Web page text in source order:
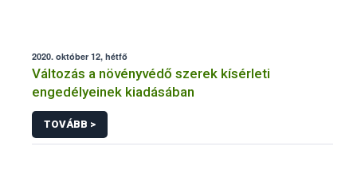
2020. október 12, hétfő
Változás a növényvédő szerek kísérleti
engedélyeinek kiadásában
TOVÁBB >